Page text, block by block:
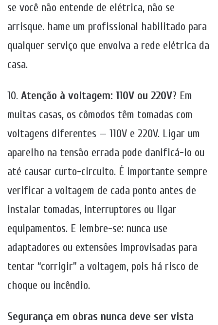
se você não entende de elétrica, não se
arrisque. hame um profissional habilitado para
qualquer serviço que envolva a rede elétrica da
casa.
10. Atenção à voltagem: 110V ou 220V? Em
muitas casas, os cômodos têm tomadas com
voltagens diferentes — 110V e 220V. Ligar um
aparelho na tensão errada pode danificá-lo ou
até causar curto-circuito. É importante sempre
verificar a voltagem de cada ponto antes de
instalar tomadas, interruptores ou ligar
equipamentos. E lembre-se: nunca use
adaptadores ou extensões improvisadas para
tentar “corrigir” a voltagem, pois há risco de
choque ou incêndio.
Segurança em obras nunca deve ser vista